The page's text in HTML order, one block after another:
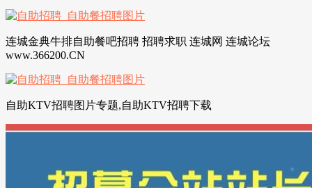
连城金典牛排自助餐吧招聘 招聘求职 连城网 连城论坛
www.366200.CN
自助KTV招聘图片专题,自助KTV招聘下载